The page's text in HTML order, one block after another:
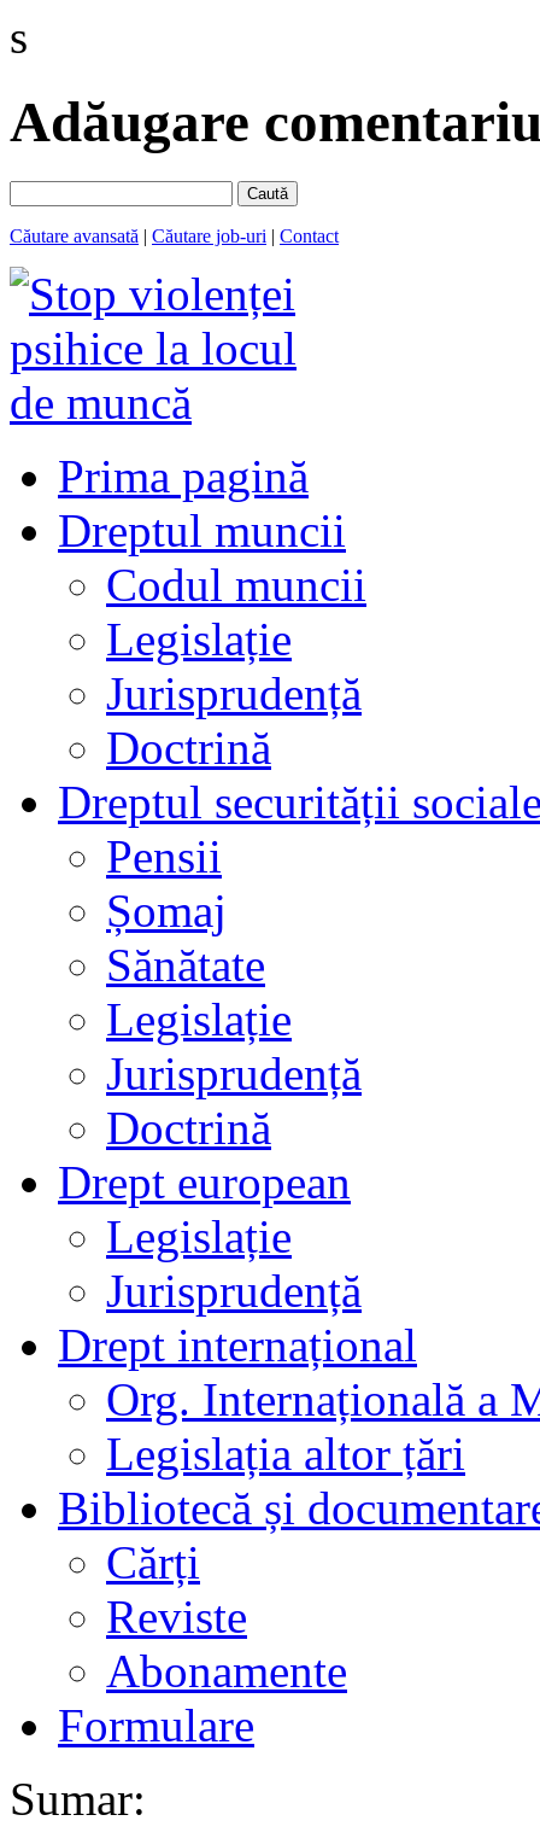
s
Adăugare
Caută
Căutare avansată | Căutare job-uri | Contact
Prima pagină
Dreptul muncii
Codul muncii
Legislație
Jurisprudență
Doctrină
Dreptul securității
Pensii
Șomaj
Sănătate
Legislație
Jurisprudență
Doctrină
Drept european
Legislație
Jurisprudență
Drept internațional
Org. Internațională a
Legislația altor țări
Bibliotecă și
Cărți
Reviste
Abonamente
Formulare
Sumar: